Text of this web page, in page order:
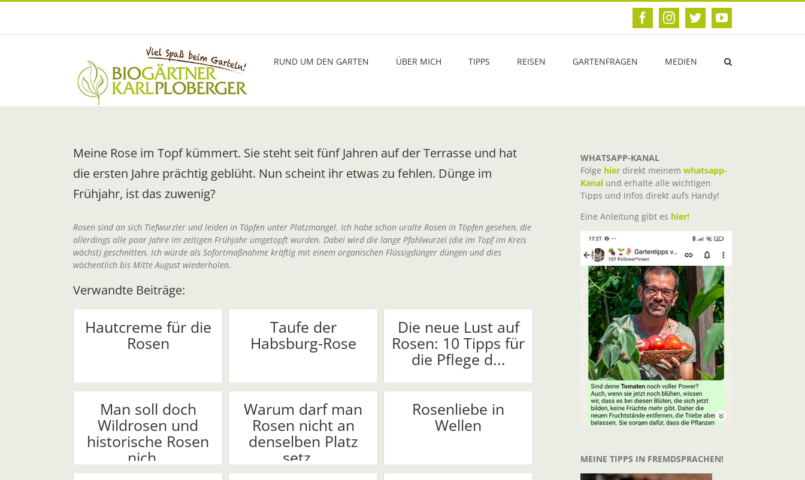
Zum
FacebookInstagram
TwitterYouTube
RUND UM DEN GARTEN ÜBER MICH TIPPS REISEN GARTENFRAGEN MEDIEN
Meine Rose im Topf kümmert. Sie steht seit fünf Jahren auf der Terrasse und hat
die ersten Jahre prächtig geblüht. Nun scheint ihr etwas zu fehlen. Dünge im
Frühjahr, ist das zuwenig?
Rosen sind an sich Tiefwurzler und leiden in Töpfen unter Platzmangel. Ich habe schon uralte Rosen in Töpfen gesehen, die
allerdings alle paar Jahre im zeitigen Frühjahr umgetopft wurden. Dabei wird die lange Pfahlwurzel (die im Topf im Kreis
wächst) geschnitten. Ich würde als Sofortmaßnahme kräftig mit einem organischen Flüssigdünger düngen und dies
wöchentlich bis Mitte August wiederholen.
Verwandte Beiträge:
Hautcreme für die
Rosen
Taufe der
Habsburg-Rose
Die neue Lust auf
Rosen: 10 Tipps für
die Pflege d...
Man soll doch
Wildrosen und
historische Rosen
nich...
Warum darf man
Rosen nicht an
denselben Platz
setz...
Rosenliebe in
Wellen
WHATSAPP-KANAL
Folge hier direkt meinem whatsapp-
Kanal und erhalte alle wichtigen
Tipps und Infos direkt aufs Handy!
Eine Anleitung gibt es hier!
MEINE TIPPS IN FREMDSPRACHEN!